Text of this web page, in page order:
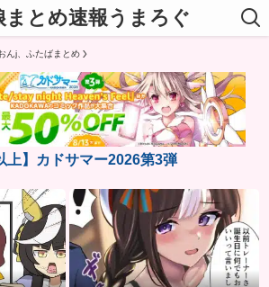
まとめ速報うまろぐ
んj、ふたばまとめ
上】カドサマー2026第3弾